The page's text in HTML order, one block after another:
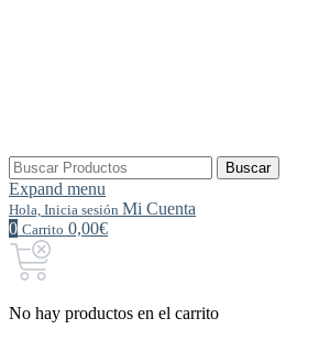
Buscar
por:
Buscar
Expand menu
Hola, Inicia sesión Mi Cuenta
0 Carrito 0,00€
No hay productos en el carrito